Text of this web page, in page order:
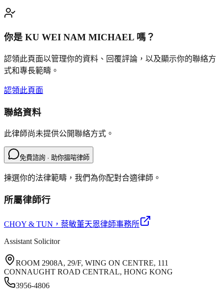
你是 KU WEI NAM MICHAEL 嗎？
認領此頁面以管理你的資料、回覆評論，以及顯示你的聯絡方
式和專長範疇。
認領此頁面
聯絡資料
此律師尚未提供公開聯絡方式。
免費諮詢 · 助你搵啱律師
揀選你的法律範疇，我們為你配對合適律師。
所屬律師行
CHOY & TUN ，蔡敏董天恩律師事務所
Assistant Solicitor
ROOM 2908A, 29/F, WING ON CENTRE, 111
CONNAUGHT ROAD CENTRAL, HONG KONG
3956-4806